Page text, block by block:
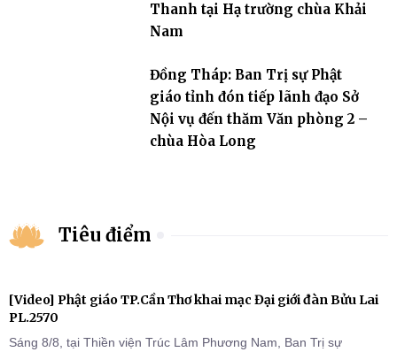
Thanh tại Hạ trường chùa Khải
Nam
Đồng Tháp: Ban Trị sự Phật
giáo tỉnh đón tiếp lãnh đạo Sở
Nội vụ đến thăm Văn phòng 2 –
chùa Hòa Long
Tiêu điểm
[Video] Phật giáo TP.Cần Thơ khai mạc Đại giới đàn Bửu Lai
PL.2570
Sáng 8/8, tại Thiền viện Trúc Lâm Phương Nam, Ban Trị sự